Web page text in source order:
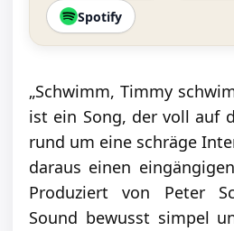
Spotify
„Schwimm, Timmy
ist ein Song, der voll auf
rund um eine schräge
daraus einen
Produziert von Peter
Sound bewusst simpel